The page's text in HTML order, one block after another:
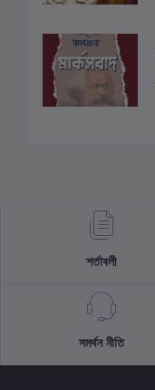
শর্তাবলী
সমর্থন নীতি